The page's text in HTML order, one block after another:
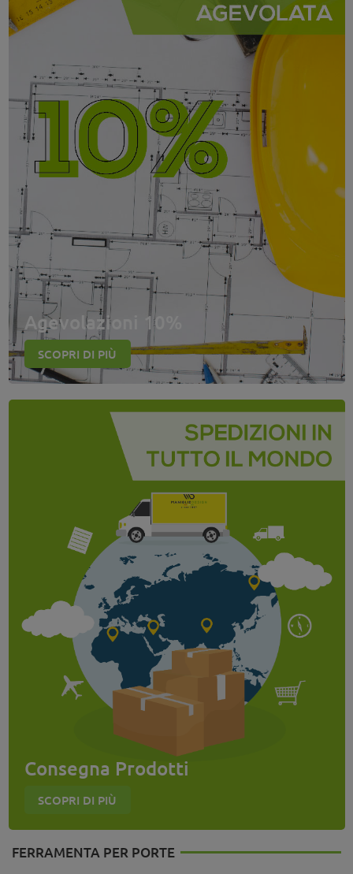
Agevolazioni 10%
SCOPRI DI PIÙ
Consegna Prodotti
SCOPRI DI PIÙ
FERRAMENTA PER PORTE